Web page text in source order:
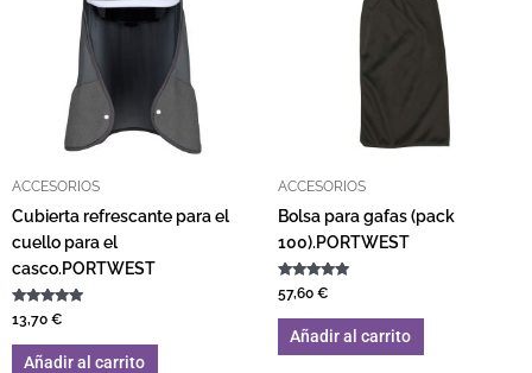
ACCESORIOS
Cubierta refrescante para el
cuello para el
casco.PORTWEST
Valorado con
5.00
de 5
13,70 €
Añadir al carrito
ACCESORIOS
Bolsa para gafas (pack
100).PORTWEST
Valorado con
5.00
de 5
57,60 €
Añadir al carrito